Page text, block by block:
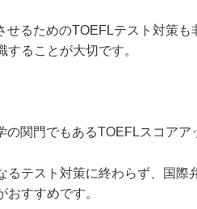
せるためのTOEFLテスト対策
することが大切です。
の関門でもあるTOEFLスコア
るテスト対策に終わらず、国
おすすめです。